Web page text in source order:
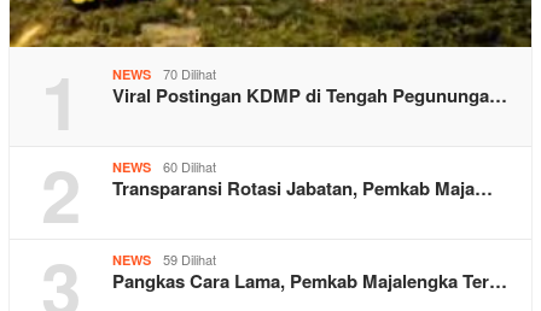
1 NEWS 70 Dilihat
Viral Postingan KDMP di Tengah Pegununga…
2 NEWS 60 Dilihat
Transparansi Rotasi Jabatan, Pemkab Maja…
3 NEWS 59 Dilihat
Pangkas Cara Lama, Pemkab Majalengka Ter…